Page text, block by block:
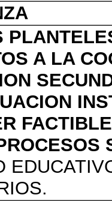
A LA